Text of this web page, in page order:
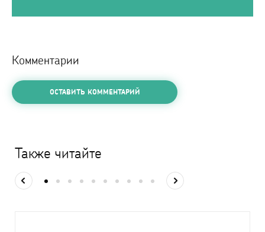
Комментарии
ОСТАВИТЬ КОММЕНТАРИЙ
Также читайте